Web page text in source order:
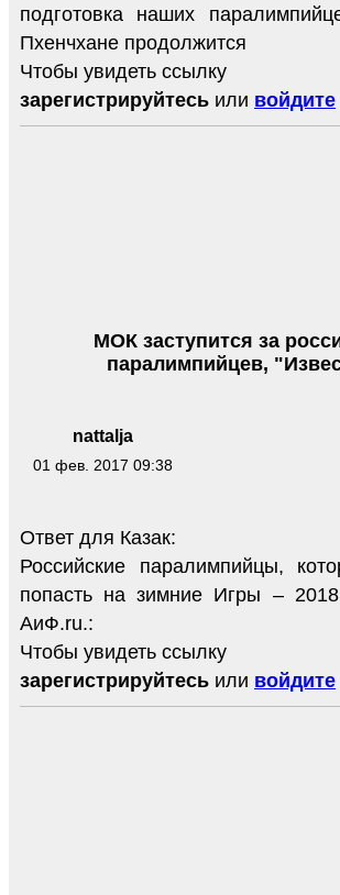
подготовка наших
Пхенчхане продолжится
Чтобы увидеть ссылку
зарегистрируйтесь или войдите
nattalja
01 фев. 2017 09:38
МОК заступится за
паралимпийцев,
Ответ для Казак:
Российские паралимпийцы,
попасть на зимние Игры –
АиФ.ru.:
Чтобы увидеть ссылку
зарегистрируйтесь или войдите